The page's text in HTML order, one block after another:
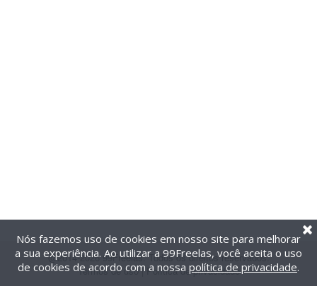
@2014-2026 99Freelas. Todos os direitos reservados.
Termos de uso| Política de privacidade
Nós fazemos uso de cookies em nosso site para melhorar
a sua experiência. Ao utilizar a 99Freelas, você aceita o uso
de cookies de acordo com a nossa política de privacidade.